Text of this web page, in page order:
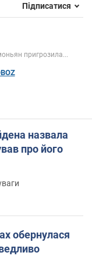
Підписатися
пригрозила...
назвала
про його
обернулася